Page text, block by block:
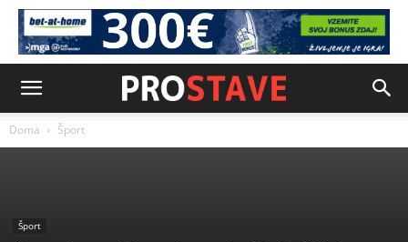
Doma Šport
Šport